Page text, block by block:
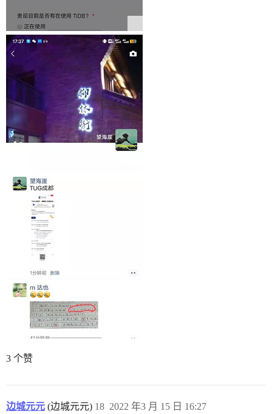
3 个赞
边城元元 (边城元元) 2022 年3 月 15 日 16:27
18